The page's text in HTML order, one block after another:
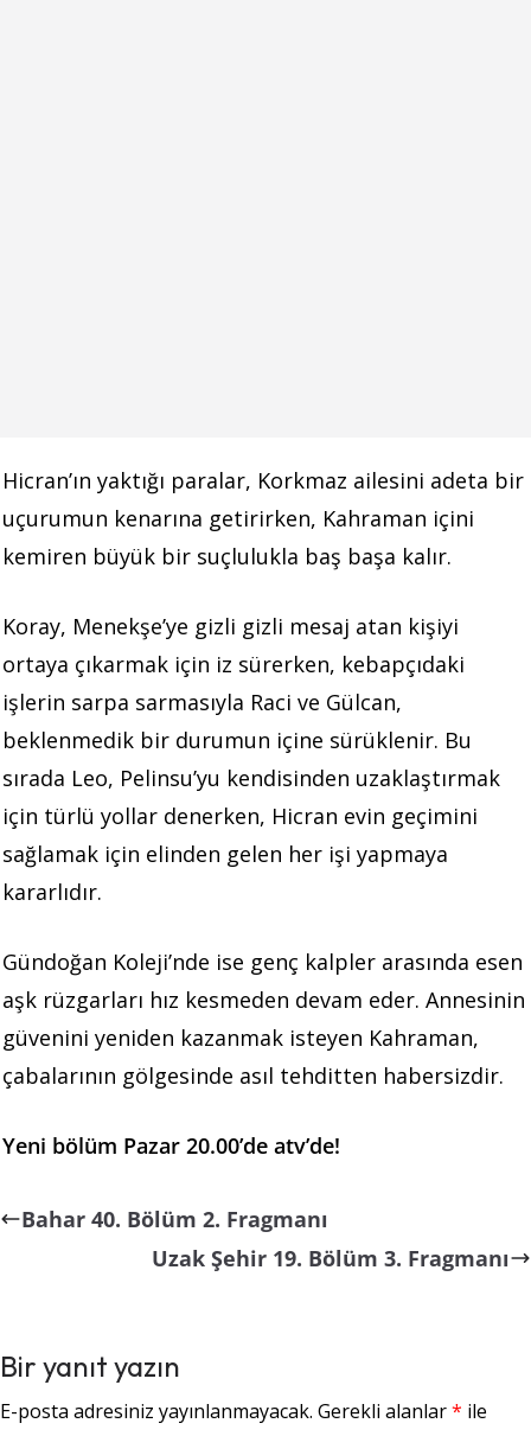
Hicran’ın yaktığı paralar, Korkmaz ailesini adeta bir
uçurumun kenarına getirirken, Kahraman içini
kemiren büyük bir suçlulukla baş başa kalır.
Koray, Menekşe’ye gizli gizli mesaj atan kişiyi
ortaya çıkarmak için iz sürerken, kebapçıdaki
işlerin sarpa sarmasıyla Raci ve Gülcan,
beklenmedik bir durumun içine sürüklenir. Bu
sırada Leo, Pelinsu’yu kendisinden uzaklaştırmak
için türlü yollar denerken, Hicran evin geçimini
sağlamak için elinden gelen her işi yapmaya
kararlıdır.
Gündoğan Koleji’nde ise genç kalpler arasında esen
aşk rüzgarları hız kesmeden devam eder. Annesinin
güvenini yeniden kazanmak isteyen Kahraman,
çabalarının gölgesinde asıl tehditten habersizdir.
Yeni bölüm Pazar 20.00’de atv’de!
Bahar 40. Bölüm 2. Fragmanı
Uzak Şehir 19. Bölüm 3. Fragmanı
Bir yanıt yazın
E-posta adresiniz yayınlanmayacak. Gerekli alanlar* ile